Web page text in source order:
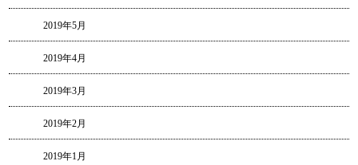
2019年5月
2019年4月
2019年3月
2019年2月
2019年1月